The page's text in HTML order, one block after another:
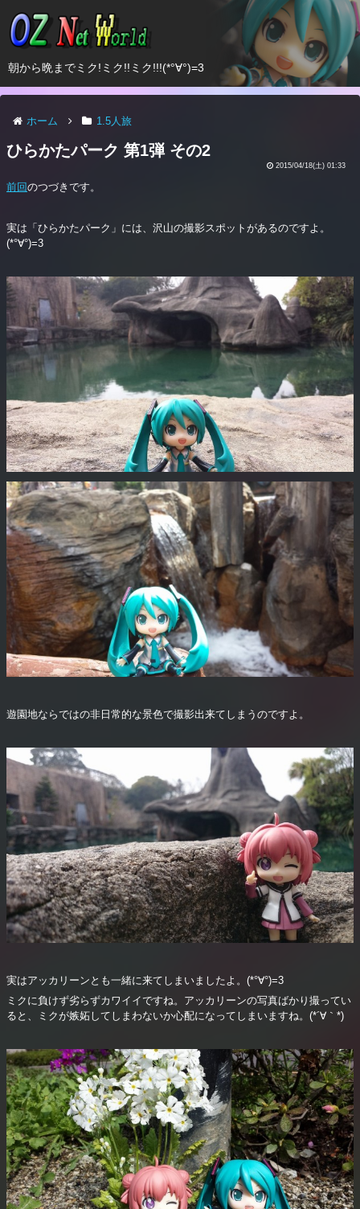
朝から晩までミク!ミク!!ミク!!!(*°∀°)=3
ホーム 1.5人旅
ひらかたパーク 第1弾 その2
2015/04/18(土) 01:33
前回のつづきです。
実は「ひらかたパーク」には、沢山の撮影スポットがあるのですよ。
(*°∀°)=3
遊園地ならではの非日常的な景色で撮影出来てしまうのですよ。
実はアッカリーンとも一緒に来てしまいましたよ。(*°∀°)=3
ミクに負けず劣らずカワイイですね。アッカリーンの写真ばかり撮ってい
ると、ミクが嫉妬してしまわないか心配になってしまいますね。(*´∀｀*)